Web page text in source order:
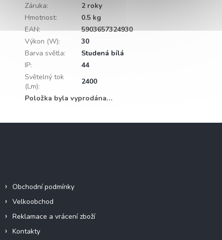
Záruka:
2 roky
Hmotnost:
0.5 kg
EAN:
5903657324930
Výkon (W):
30
Barva světla:
Studená bílá
IP:
44
Světelný tok
(Lm):
2400
Položka byla vyprodána…
Obchodní podmínky
Velkoobchod
Reklamace a vrácení zboží
Kontakty